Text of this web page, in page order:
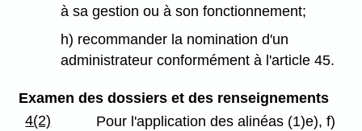
à sa gestion ou à son fonctionnement;
h) recommander la nomination d'un
administrateur conformément à l'article 45.
Examen des dossiers et des renseignements
4(2)
Pour l'application des alinéas (1)e), f)